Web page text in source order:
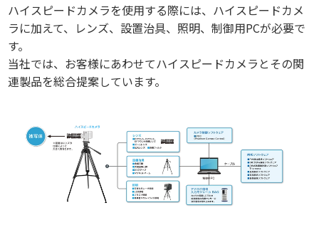
ハイスピードカメラを使用する際には、ハイスピードカメ
ラに加えて、レンズ、設置治具、照明、制御用PCが必要で
す。
当社では、お客様にあわせてハイスピードカメラとその関
連製品を総合提案しています。